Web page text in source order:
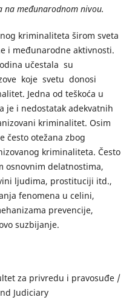
međunarodnom nivou.
kriminaliteta širom sveta
i međunarodne aktivnosti.
učestala su
koje svetu donosi
Jedna od teškoća u
je i nedostatak adekvatnih
kriminalitet. Osim
često otežana zbog
kriminaliteta. Često
osnovnim delatnostima,
ljudima, prostituciji itd.,
fenomena u celini,
prevencije,
suzbijanje.
za privredu i pravosuđe /
Judiciary